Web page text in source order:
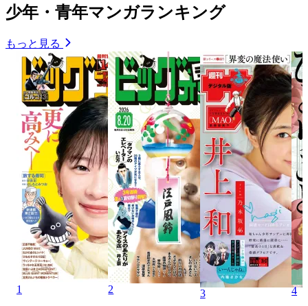
少年・青年マンガランキング
もっと見る
1 2 3 4